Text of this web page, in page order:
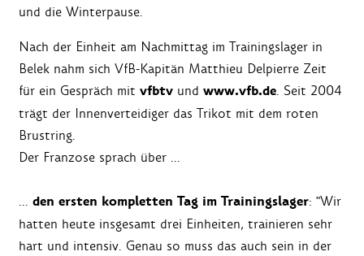
und die Winterpause.
Nach der Einheit am Nachmittag im Trainingslager in
Belek nahm sich VfB-Kapitän Matthieu Delpierre Zeit
für ein Gespräch mit vfbtv und www.vfb.de. Seit 2004
trägt der Innenverteidiger das Trikot mit dem roten
Brustring.
Der Franzose sprach über ...
... den ersten kompletten Tag im Trainingslager: "Wir
hatten heute insgesamt drei Einheiten, trainieren sehr
hart und intensiv. Genau so muss das auch sein in der